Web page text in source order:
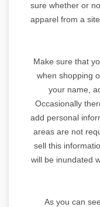
sure whether or
apparel from a
Make sure that
when shopping
your name,
Occasionally
add personal
areas are not
sell this
will be inundated
As you can